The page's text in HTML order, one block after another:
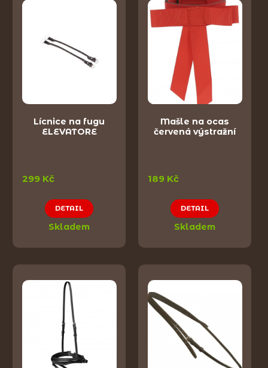
Lícnice na fugu
ELEVATORE
299 Kč
DETAIL
Skladem
Mašle na ocas
červená výstražní
189 Kč
DETAIL
Skladem